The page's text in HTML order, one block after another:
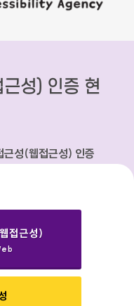
성) 인증 현
근성(웹접근성) 인증
접근성)